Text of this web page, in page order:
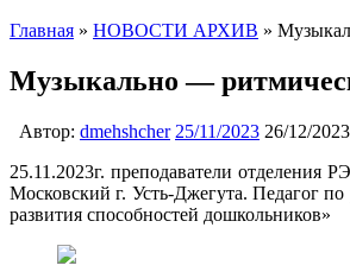
Главная » НОВОСТИ АРХИВ »
Музыкально —
Автор: dmehshcher 25/11/2023 26/12/2023
25.11.2023г. преподаватели
Московский г. Усть-Джегута. Педагог
развития способностей дошкольников»